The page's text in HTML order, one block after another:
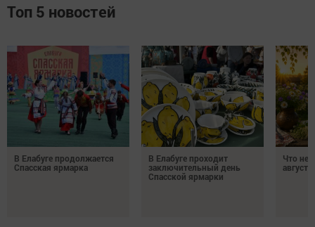
Топ 5 новостей
В Елабуге продолжается
Спасская ярмарка
В Елабуге проходит
заключительный день
Спасской ярмарки
Что